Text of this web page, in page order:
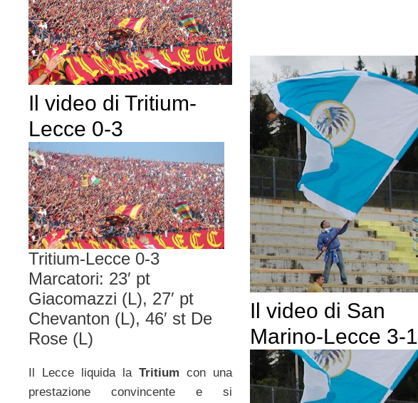
Il video di Tritium-
Lecce 0-3
Tritium-Lecce 0-3
Marcatori: 23′ pt
Giacomazzi (L), 27′ pt
Chevanton (L), 46′ st De
Rose (L)
Il Lecce liquida la Tritium con una
prestazione convincente e si
Il video di San
Marino-Lecce 3-1